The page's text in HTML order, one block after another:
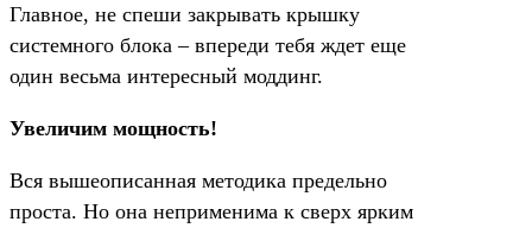
Главное, не спеши закрывать крышку
системного блока – впереди тебя ждет еще
один весьма интересный моддинг.
Увеличим мощность!
Вся вышеописанная методика предельно
проста. Но она неприменима к сверх ярким